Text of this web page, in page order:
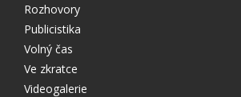
Rozhovory
Publicistika
Volný čas
Ve zkratce
Videogalerie